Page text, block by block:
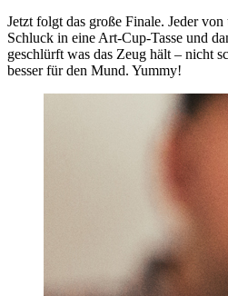
Jetzt folgt das große Finale. Jeder
Schluck in eine Art-Cup-Tasse und
geschlürft was das Zeug hält – nicht
besser für den Mund. Yummy!